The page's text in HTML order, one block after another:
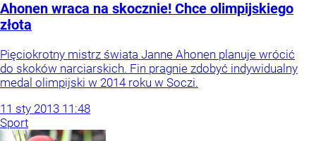
Ahonen wraca na skocznie! Chce olimpijskiego
złota
Pięciokrotny mistrz świata Janne Ahonen planuje wrócić
do skoków narciarskich. Fin pragnie zdobyć indywidualny
medal olimpijski w 2014 roku w Soczi.
11 sty 2013 11:48
Sport